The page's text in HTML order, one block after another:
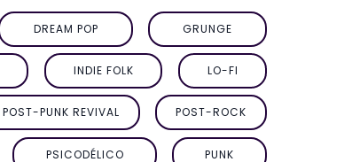
DREAM POP GRUNGE
INDIE FOLK LO-FI
POST-PUNK REVIVAL POST-ROCK
PSICODÉLICO PUNK